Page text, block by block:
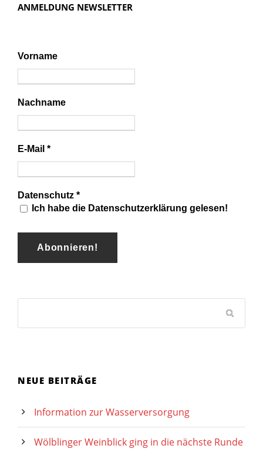
ANMELDUNG NEWSLETTER
Vorname
Nachname
E-Mail *
Datenschutz *
Ich habe die Datenschutzerklärung gelesen!
NEUE BEITRÄGE
Information zur Wasserversorgung
Wölblinger Weinblick ging in die nächste Runde